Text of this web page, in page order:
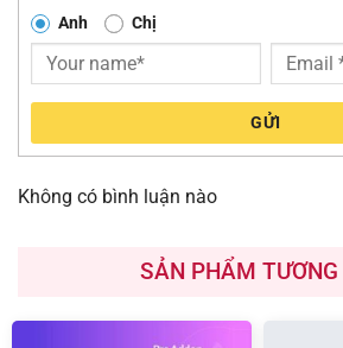
Anh Chị
GỬI
Không có bình luận nào
SẢN PHẨM